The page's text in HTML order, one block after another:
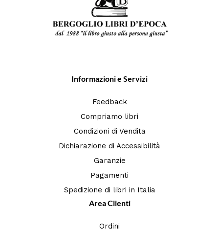
Informazioni e Servizi
Feedback
Compriamo libri
Condizioni di Vendita
Dichiarazione di Accessibilità
Garanzie
Pagamenti
Spedizione di libri in Italia
Area Clienti
Ordini